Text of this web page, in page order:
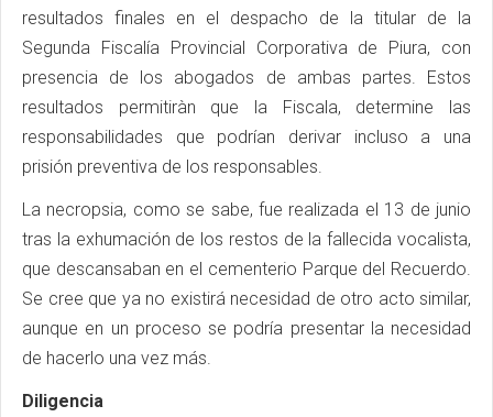
resultados finales en el despacho de la titular de la
Segunda Fiscalía Provincial Corporativa de Piura, con
presencia de los abogados de ambas partes. Estos
resultados permitiràn que la Fiscala, determine las
responsabilidades que podrían derivar incluso a una
prisión preventiva de los responsables.
La necropsia, como se sabe, fue realizada el 13 de junio
tras la exhumación de los restos de la fallecida vocalista,
que descansaban en el cementerio Parque del Recuerdo.
Se cree que ya no existirá necesidad de otro acto similar,
aunque en un proceso se podría presentar la necesidad
de hacerlo una vez más.
Diligencia